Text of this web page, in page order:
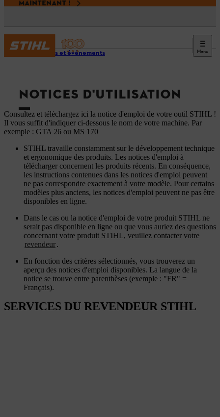
MAINTENANT !
Menu
Services et événements
NOTICES D'UTILISATION
Consultez et téléchargez ici la notice d'emploi de votre outil STIHL !
Il vous suffit d'indiquer ci-dessous le nom de votre machine. Par
exemple : GTA 26 ou MS 170
STIHL travaille constamment sur le développement technique
et ergonomique des produits. Les notices d'emploi à
télécharger concernent les produits récents. En conséquence,
les instructions contenues dans les notices d'emploi peuvent
ne pas correspondre exactement à votre modèle. Pour certains
modèles plus anciens, les notices d'emploi peuvent ne pas être
disponibles en ligne.
Dans le cas ou la notice d'emploi de votre produit STIHL ne
serait pas disponible en ligne ou que vous auriez des questions
concernant votre produit STIHL, veuillez contacter votre
revendeur.
En fonction des critères sélectionnés, vous trouverez un
aperçu des notices d'emploi disponibles. La langue de la
notice se trouve entre parenthèses (exemple : "FR" =
Français).
SERVICES DU REVENDEUR STIHL